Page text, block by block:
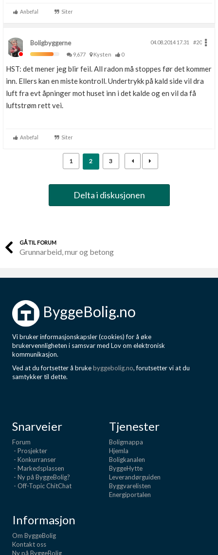
Anbefal Siter
Boligbyggerne 04.08.2014 17.31
#20
9,677
Kysten 0
HST: det mener jeg blir feil. All radon må stoppes før det kommer
inn. Ellers kan en miste kontroll. Undertrykk på kald side vil dra
luft fra evt åpninger mot huset inn i det kalde og en vil da få
luftstrøm rett vei.
Anbefal Siter
1 2 3
Delta i diskusjonen
GÅ TIL FORUM
Grunnarbeid, mur og betong
ByggeBolig.no
Vi bruker informasjonskapsler (cookies) for å øke
brukervennligheten i samsvar med Lov om elektronisk
kommunikasjon.
Ved at du fortsetter å brukebyggebolig.no, forutsetter vi at du
samtykker til dette.
Snarveier
Forum
- Prosjekter
- Konkurranser
- Markedsplassen
- Ny på ByggeBolig?
- Off-Topic ChitChat
Tjenester
Boligmappa
Hjemla
Boligkanalen
ByggeHytte
Leverandørguiden
Byggvarelisten
Energiportalen
Informasjon
Om ByggeBolig
Kontakt oss
Ny på ByggeBolig